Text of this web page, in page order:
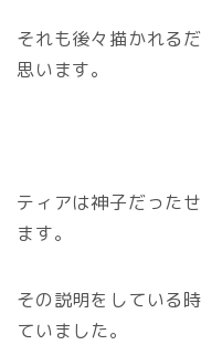
それも後々描かれる
思います。
ティアは神子だった
ます。
その説明をしている
ていました。